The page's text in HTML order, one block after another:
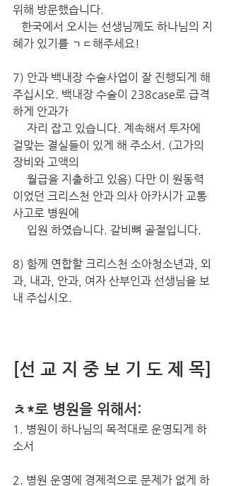
위해 방문했습니다.
혜가 있기를 ㄱㄷ해주세요!
7) 안과 백내장 수술사업이 잘 진행되게 해
주십시오. 백내장 수술이 238case로 급격
하게 안과가
걸맞는 결실들이 있게 해 주소서. (고가의
장비와 고액의
이었던 크리스천 안과 의사 아카시가 교통
사고로 병원에
     입원 하였습니다. 갈비뼈 골절입니다.
8) 함께 연합할 크리스천 소아청소년과, 외
과, 내과, 안과, 여자 산부인과 선생님을 보
내 주십시오.
[선 교 지 중 보 기 도 제 목]
ㅊ*로 병원을 위해서:
1. 병원이 하나님의 목적대로 운영되게 하
소서
2. 병원 운영에 경제적으로 문제가 없게 하